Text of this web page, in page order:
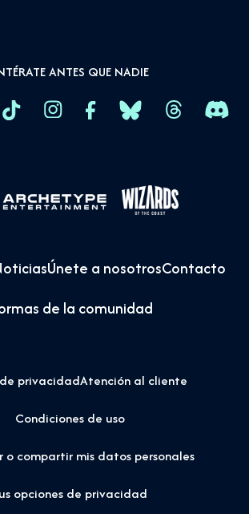
ANTES QUE NADIE
Únete a nosotrosContacto
de la comunidad
privacidadAtención al cliente
Condiciones de uso
o compartir mis datos personales
opciones de privacidad